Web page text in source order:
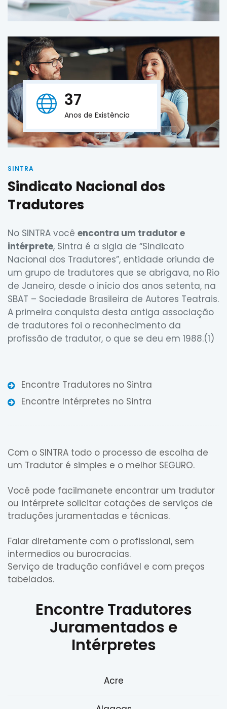
37
Anos de Existência
SINTRA
Sindicato Nacional dos
Tradutores
No SINTRA você encontra um tradutor e
intérprete, Sintra é a sigla de “Sindicato
Nacional dos Tradutores”, entidade oriunda de
um grupo de tradutores que se abrigava, no Rio
de Janeiro, desde o início dos anos setenta, na
SBAT – Sociedade Brasileira de Autores Teatrais.
A primeira conquista desta antiga associação
de tradutores foi o reconhecimento da
profissão de tradutor, o que se deu em 1988.(1)
Encontre Tradutores no Sintra
Encontre Intérpretes no Sintra
Com o SINTRA todo o processo de escolha de
um Tradutor é simples e o melhor SEGURO.
Você pode facilmanete encontrar um tradutor
ou intérprete solicitar cotações de serviços de
traduções juramentadas e técnicas.
Falar diretamente com o profissional, sem
intermedios ou burocracias.
Serviço de tradução confiável e com preços
tabelados.
Encontre Tradutores
Juramentados e
Intérpretes
Acre